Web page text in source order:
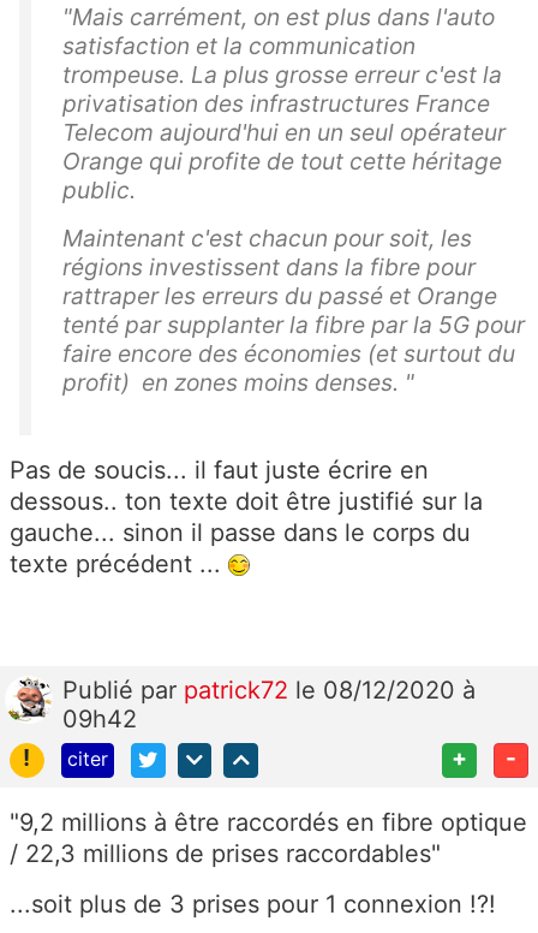
"Mais carrément, on est plus dans l'auto
satisfaction et la communication
trompeuse. La plus grosse erreur c'est la
privatisation des infrastructures France
Telecom aujourd'hui en un seul opérateur
Orange qui profite de tout cette héritage
public.
Maintenant c'est chacun pour soit, les
régions investissent dans la fibre pour
rattraper les erreurs du passé et Orange
tenté par supplanter la fibre par la 5G pour
faire encore des économies (et surtout du
profit) en zones moins denses. "
Pas de soucis... il faut juste écrire en
dessous.. ton texte doit être justifié sur la
gauche... sinon il passe dans le corps du
texte précédent ...
Publié par patrick72 le 08/12/2020 à
09h42
!
citer + -
"9,2 millions à être raccordés en fibre optique
/ 22,3 millions de prises raccordables"
...soit plus de 3 prises pour 1 connexion !?!